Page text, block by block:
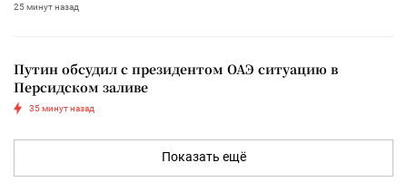
25 минут назад
Путин обсудил с президентом ОАЭ ситуацию в
Персидском заливе
35 минут назад
Показать ещё